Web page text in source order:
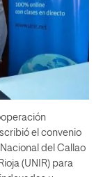
el convenio
del Callao
(UNIR) para